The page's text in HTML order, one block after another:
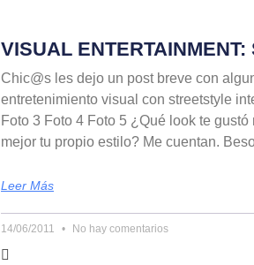
VISUAL ENTERTAINMENT:
Chic@s les dejo un post breve con
entretenimiento visual con streetstyle
Foto 3 Foto 4 Foto 5 ¿Qué look te
mejor tu propio estilo? Me cuentan.
Leer Más
14/06/2011 No hay comentarios